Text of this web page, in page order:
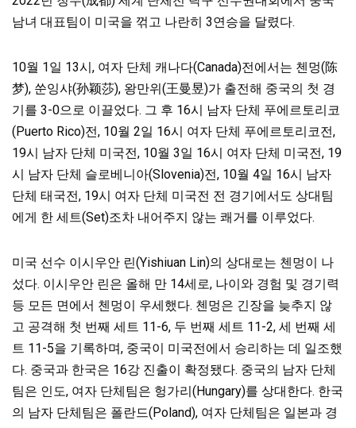
남녀 대표팀이 미국을 꺾고 나란히 3연승을 달렸다.
10월 1일 13시, 여자 단체 캐나다(Canada)전에서는 첸멍(陈
梦), 쑨잉샤(孙颖莎), 왕만위(王曼昱)가 출전해 중국의 첫 경
기를 3-0으로 이끌었다. 그 후 16시 남자 단체 푸에르토리코
(Puerto Rico)전, 10월 2일 16시 여자 단체 푸에르토리코전,
19시 남자 단체 미국전, 10월 3일 16시 여자 단체 미국전, 19
시 남자 단체 슬로베니아(Slovenia)전, 10월 4일 16시 남자
단체 태국전, 19시 여자 단체 미국전 전 경기에서도 상대팀
에게 한 세트(Set)조차 내어주지 않는 쾌거를 이루었다.
미국 선수 이시우안 린(Yishiuan Lin)의 상대로는 첸멍이 나
섰다. 이시우안 린은 올해 만 14세로, 나이와 경험 및 경기력
등 모든 면에서 첸멍이 우세했다. 첸멍은 긴장을 늦추지 않
고 공격해 첫 번째 세트 11-6, 두 번째 세트 11-2, 세 번째 세
트 11-5을 기록하며, 중국이 미국전에서 승리하는 데 일조했
다. 중국과 한국은 16강 진출이 확정됐다. 중국의 남자 단체
팀은 인도, 여자 단체팀은 헝가리(Hungary)를 상대한다. 한국
의 남자 단체팀은 폴란드(Poland), 여자 단체팀은 일본과 경